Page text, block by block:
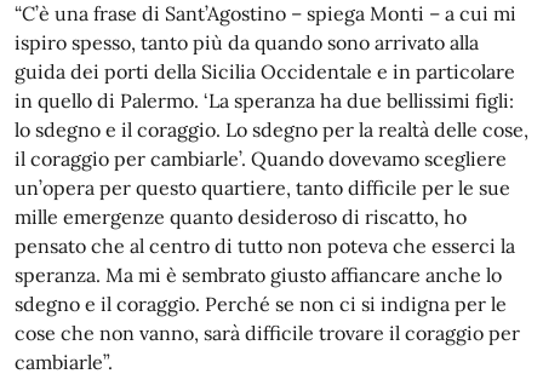
“C’è una frase di Sant’Agostino – spiega Monti – a cui mi
ispiro spesso, tanto più da quando sono arrivato alla
guida dei porti della Sicilia Occidentale e in particolare
in quello di Palermo. ‘La speranza ha due bellissimi figli:
lo sdegno e il coraggio. Lo sdegno per la realtà delle cose,
il coraggio per cambiarle’. Quando dovevamo scegliere
un’opera per questo quartiere, tanto difficile per le sue
mille emergenze quanto desideroso di riscatto, ho
pensato che al centro di tutto non poteva che esserci la
speranza. Ma mi è sembrato giusto affiancare anche lo
sdegno e il coraggio. Perché se non ci si indigna per le
cose che non vanno, sarà difficile trovare il coraggio per
cambiarle”.